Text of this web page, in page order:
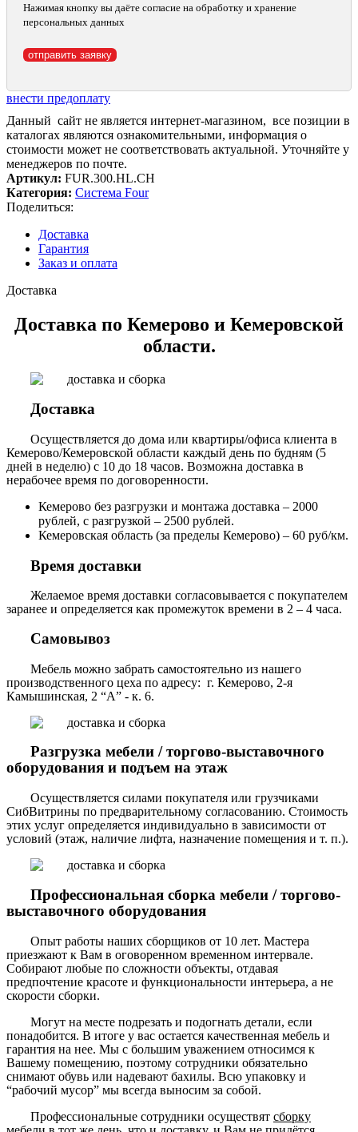
Нажимая кнопку вы даёте согласие на обработку и хранение
персональных данных
внести предоплату
Данный сайт не является интернет-магазином, все позиции в
каталогах являются ознакомительными, информация о
стоимости может не соответствовать актуальной. Уточняйте у
менеджеров по почте.
Артикул: FUR.300.HL.CH
Категория: Система Four
Поделиться:
Доставка
Гарантия
Заказ и оплата
Доставка
Доставка по Кемерово и Кемеровской
области.
Доставка
Осуществляется до дома или квартиры/офиса клиента в
Кемерово/Кемеровской области каждый день по будням (5
дней в неделю) с 10 до 18 часов. Возможна доставка в
нерабочее время по договоренности.
Кемерово без разгрузки и монтажа доставка – 2000
рублей, с разгрузкой – 2500 рублей.
Кемеровская область (за пределы Кемерово) – 60 руб/км.
Время доставки
Желаемое время доставки согласовывается с покупателем
заранее и определяется как промежуток времени в 2 – 4 часа.
Самовывоз
Мебель можно забрать самостоятельно из нашего
производственного цеха по адресу: г. Кемерово, 2-я
Камышинская, 2 “А” - к. 6.
Разгрузка мебели / торгово-выставочного
оборудования и подъем на этаж
Осуществляется силами покупателя или грузчиками
СибВитрины по предварительному согласованию. Стоимость
этих услуг определяется индивидуально в зависимости от
условий (этаж, наличие лифта, назначение помещения и т. п.).
Профессиональная сборка мебели / торгово-
выставочного оборудования
Опыт работы наших сборщиков от 10 лет. Мастера
приезжают к Вам в оговоренном временном интервале.
Собирают любые по сложности объекты, отдавая
предпочтение красоте и функциональности интерьера, а не
скорости сборки.
Могут на месте подрезать и подогнать детали, если
понадобится. В итоге у вас остается качественная мебель и
гарантия на нее. Мы с большим уважением относимся к
Вашему помещению, поэтому сотрудники обязательно
снимают обувь или надевают бахилы. Всю упаковку и
“рабочий мусор” мы всегда выносим за собой.
Профессиональные сотрудники осуществят сборку